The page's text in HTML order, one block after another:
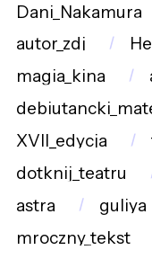
Dani_Nakamura
autor_zdj
magia_kina
XVII_edycja
dotknij_teatru
astra
guliya
mroczny_tekst